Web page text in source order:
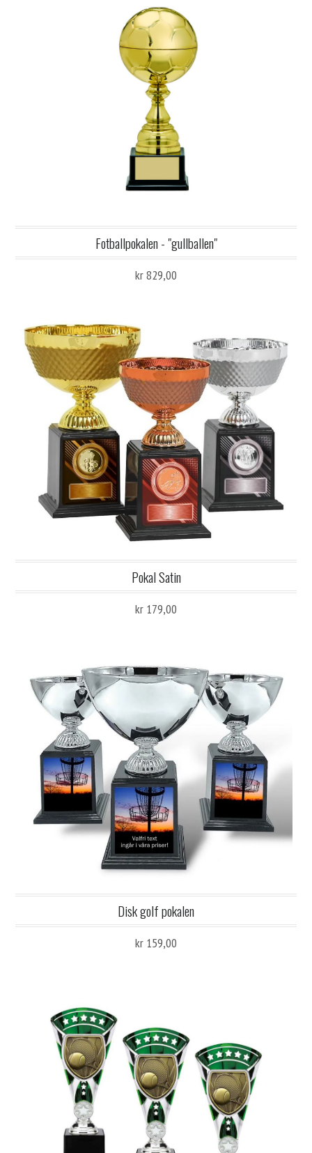
Fotballpokalen - "gullballen"
kr 829,00
Pokal Satin
kr 179,00
Disk golf pokalen
kr 159,00